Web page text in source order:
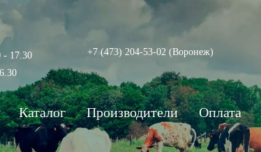
17.30
+7 (473) 204-53-02 (Воронеж)
Каталог Производители Оплата